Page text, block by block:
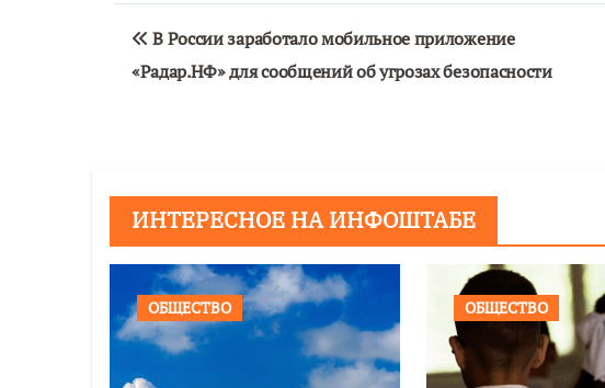
Навигация
по
В России заработало мобильное приложение
«Радар.НФ» для сообщений об угрозах безопасности
ИНТЕРЕСНОЕ НА ИНФОШТАБЕ
ОБЩЕСТВО ОБЩЕСТВО